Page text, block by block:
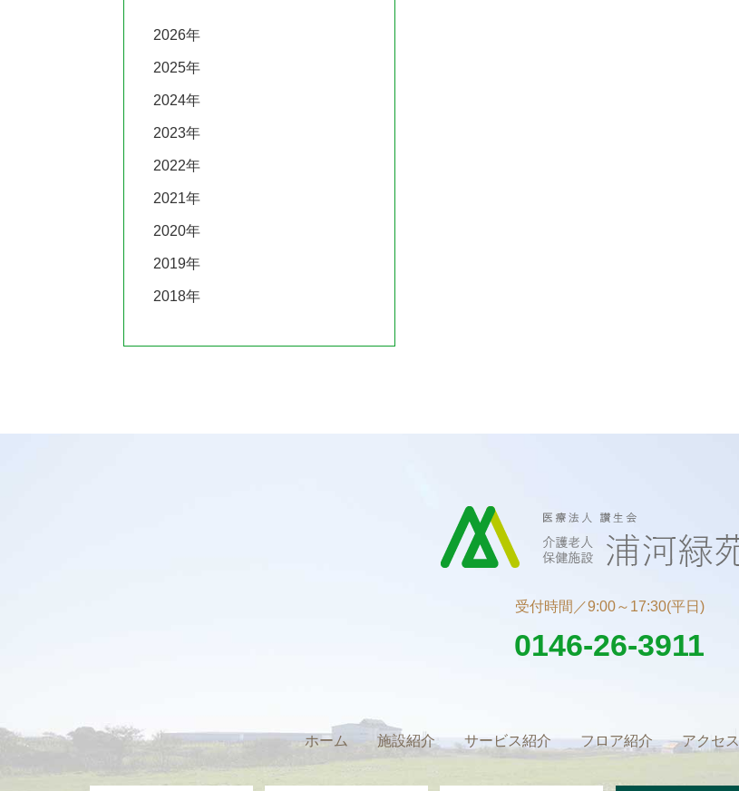
2026
2025
2024
2023
2022
2021
2020
2019
2018
受付時間／9:00～17:30(平日)
0146-26-3911
ホーム 施設紹介 サービス紹介 フロア紹介 アクセス